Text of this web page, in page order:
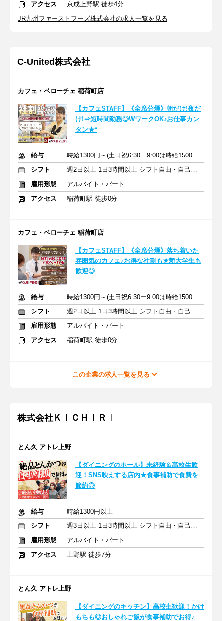
アクセス
京成上野駅 徒歩4分
JR九州ファーストフーズ株式会社の求人一覧を見る
C‐United株式会社
カフェ・ベローチェ 稲荷町店
【カフェSTAFF】《全席分煙》朝だけ!夜だ
け!⇒短時間勤務◎WワークOK♪お仕事カン
タン★*
給与
時給1300円～(土日祝6:30ー9:00は時給1500円)＋交通費
シフト
週2日以上 1日3時間以上 シフト自由・自己申告
雇用形態
アルバイト・パート
アクセス
稲荷町駅 徒歩0分
カフェ・ベローチェ 稲荷町店
【カフェSTAFF】《全席分煙》落ち着いた
雰囲気のカフェ♪お得な社割も★新大学生も
歓迎◎
給与
時給1300円～(土日祝6:30ー9:00は時給1500円)＋交通費
シフト
週2日以上 1日3時間以上 シフト自由・自己申告
雇用形態
アルバイト・パート
アクセス
稲荷町駅 徒歩0分
この企業の求人一覧を見る
株式会社ＫＩＣＨＩＲＩ
とん久 アトレ上野
【ダイニングのホール】未経験＆高校生歓
迎！SNS映えする店内★食事補助で食費を
節約◎
給与
時給1300円以上
シフト
週3日以上 1日3時間以上 シフト自由・自己申告
雇用形態
アルバイト・パート
アクセス
上野駅 徒歩7分
とん久 アトレ上野
【ダイニングのキッチン】高校生歓迎！かけ
もちも◎おしゃれご飯が食事補助でお得♪